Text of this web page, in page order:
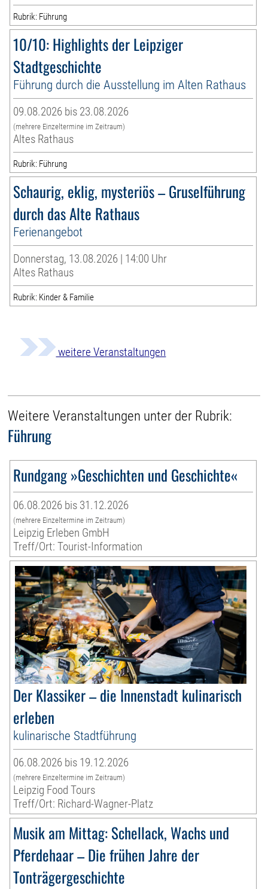
Rubrik: Führung
10/10: Highlights der Leipziger
Stadtgeschichte
Führung durch die Ausstellung im Alten Rathaus
09.08.2026 bis 23.08.2026
(mehrere Einzeltermine im Zeitraum)
Altes Rathaus
Rubrik: Führung
Schaurig, eklig, mysteriös – Gruselführung
durch das Alte Rathaus
Ferienangebot
Donnerstag, 13.08.2026 | 14:00 Uhr
Altes Rathaus
Rubrik: Kinder & Familie
weitere Veranstaltungen
Weitere Veranstaltungen unter der Rubrik:
Führung
Rundgang »Geschichten und Geschichte«
06.08.2026 bis 31.12.2026
(mehrere Einzeltermine im Zeitraum)
Leipzig Erleben GmbH
Treff/Ort: Tourist-Information
Der Klassiker – die Innenstadt kulinarisch
erleben
kulinarische Stadtführung
06.08.2026 bis 19.12.2026
(mehrere Einzeltermine im Zeitraum)
Leipzig Food Tours
Treff/Ort: Richard-Wagner-Platz
Musik am Mittag: Schellack, Wachs und
Pferdehaar – Die frühen Jahre der
Tonträgergeschichte